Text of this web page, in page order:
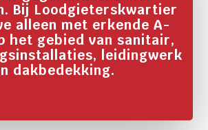
Bij Loodgieterskwartier
alleen met erkende A-
het gebied van sanitair,
leidingwerk
dakbedekking.